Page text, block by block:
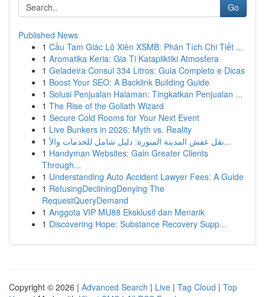
Go
Published News
1 Cầu Tam Giác Lô Xiên XSMB: Phân Tích Chi Tiết ...
1 Aromatika Keria: Gia Ti Katapliktiki Atmosfera
1 Geladeira Consul 334 Litros: Guia Completo e Dicas
1 Boost Your SEO: A Backlink Building Guide
1 Solusi Penjualan Halaman: Tingkatkan Penjualan ...
1 The Rise of the Goliath Wizard
1 Secure Cold Rooms for Your Next Event
1 Live Bunkers in 2026: Myth vs. Reality
1
نقل عفش المدينة المنورة: دليل شامل للخدمات والأ...
1 Handyman Websites: Gain Greater Clients
Through...
1 Understanding Auto Accident Lawyer Fees: A Guide
1 RefusingDecliningDenying The
RequestQueryDemand
1 Anggota VIP MU88 Eksklusif dan Menarik
1 Discovering Hope: Substance Recovery Supp...
Copyright © 2026 | Advanced Search | Live | Tag Cloud | Top